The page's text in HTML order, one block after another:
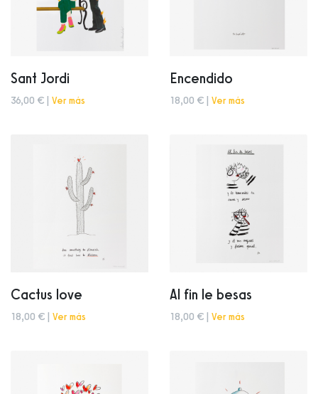
Sant Jordi
36,00 € | Ver más
Encendido
18,00 € | Ver más
Cactus love
18,00 € | Ver más
Al fin le besas
18,00 € | Ver más